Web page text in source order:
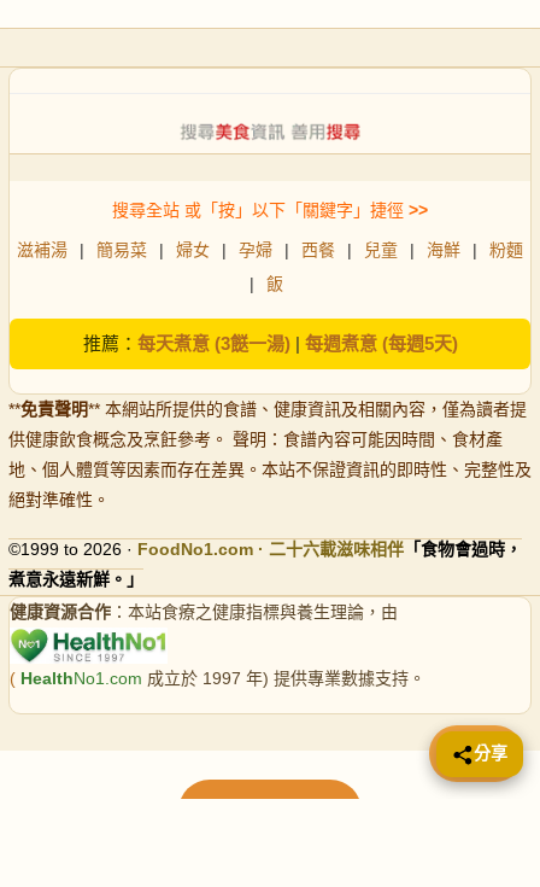
搜尋全站 或「按」以下「關鍵字」捷徑 >>
滋補湯 | 簡易菜 | 婦女 | 孕婦 | 西餐 | 兒童 | 海鮮 |
粉麵
|
飯
推薦： 每天煮意 (3餸一湯)| 每週煮意 (每週5天)
**免責聲明** 本網站所提供的食譜、健康資訊及相關內容，僅為讀者提
供健康飲食概念及烹飪參考。 聲明：食譜內容可能因時間、食材產
地、個人體質等因素而存在差異。本站不保證資訊的即時性、完整性及
絕對準確性。
©1999 to 2026 · FoodNo1.com · 二十六載滋味相伴 「食物會過時，
煮意永遠新鮮。」
健康資源合作 ：本站食療之健康指標與養生理論，由
( HealthNo1.com 成立於 1997 年) 提供專業數據支持。
📤 分享
分享